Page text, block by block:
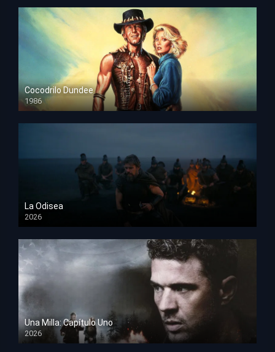
Cocodrilo Dundee
1986
HD 1080p
La Odisea
2026
TS Screener
Una Milla: Capítulo Uno
2026
HD 1080p